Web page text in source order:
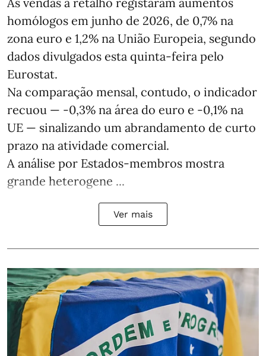
homólogos em junho de 2026, de 0,7% na
zona euro e 1,2% na União Europeia, segundo
dados divulgados esta quinta-feira pelo
Eurostat.
Na comparação mensal, contudo, o indicador
recuou — -0,3% na área do euro e -0,1% na
UE — sinalizando um abrandamento de curto
prazo na atividade comercial.
A análise por Estados‑membros mostra
grande heterogene ...
Ver mais